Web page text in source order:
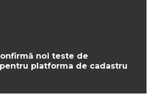
noi teste de
platforma de cadastru